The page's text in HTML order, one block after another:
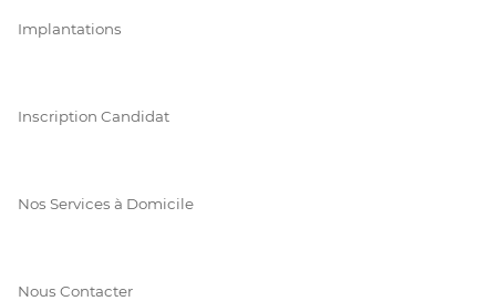
Implantations
Inscription Candidat
Nos Services à Domicile
Nous Contacter